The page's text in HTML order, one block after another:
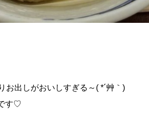
お出しがおいしすぎる～( *´艸｀)
す♡